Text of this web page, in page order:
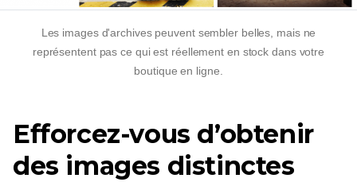
Les images d'archives peuvent sembler belles, mais ne
représentent pas ce qui est réellement en stock dans votre
boutique en ligne.
Efforcez-vous d’obtenir
des images distinctes